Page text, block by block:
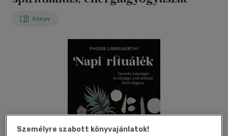
Könyv
Személyre szabott könyvajánlatok!